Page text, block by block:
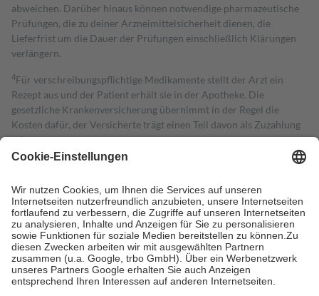
abweichen. Darüber hinaus können notwendige pharmazeutische
Prüfungen, die zu deiner Arzneimittelsicherheit dienen, die
Lieferfrist um die Dauer der Prüfungen einschließlich Klärungen
verlängern.
4Für verschreibungspflichtige Medikamente stellt der Arzt ein
Rezept aus und der Patient erhält sie in der Apotheke. Die
gesetzliche Krankenversicherung übernimmt in der Regel die
Kosten dafür, der Versicherte trägt einen Teil davon als Zuzahlung
mit.
Grundsätzlich leisten Mitglieder Zuzahlungen in Höhe von zehn
höchstens zehn Euro.
Es sind jedoch nie mehr als die tatsächlichen
Kosten der Leistung zu entrichten.
Diese Regeln gelten grundsätzlich auch für Online-Apotheken.
Bei Heilmitteln und häuslicher Krankenpflege beträgt die
Zuzahlung zehn Prozent der Kosten sowie zehn Euro je
Verordnung.
Um das Engagement der Versicherten für ihre eigene Gesundheit zu
stärken und die besondere Stellung der Familie zu unterstützen,